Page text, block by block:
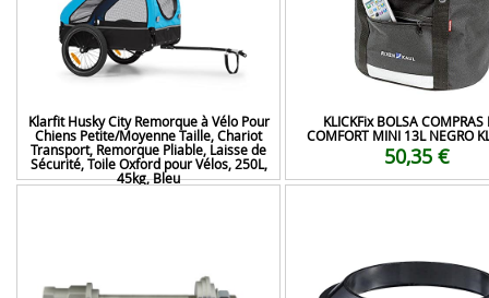
Klarfit Husky City Remorque à Vélo Pour
Chiens Petite/Moyenne Taille, Chariot
Transport, Remorque Pliable, Laisse de
Sécurité, Toile Oxford pour Vélos, 250L,
45kg, Bleu
KLICKFix BOLSA COMPRAS
COMFORT MINI 13L NEGRO
50,35 €